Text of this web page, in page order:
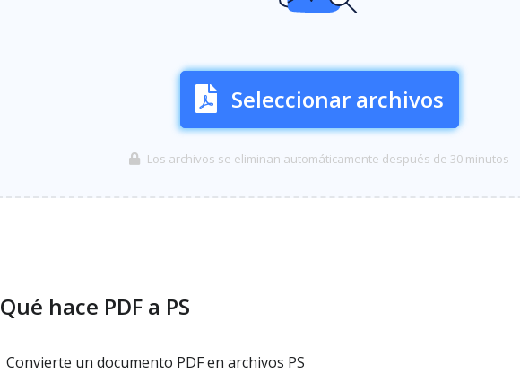
Seleccionar archivos
Los archivos se eliminan automáticamente después de 30 minutos
Qué hace PDF a PS
Convierte un documento PDF en archivos PS